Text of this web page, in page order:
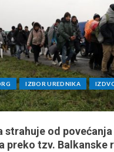
IZBOR UREDNIKA
strahuje od
preko tzv. Balkanske